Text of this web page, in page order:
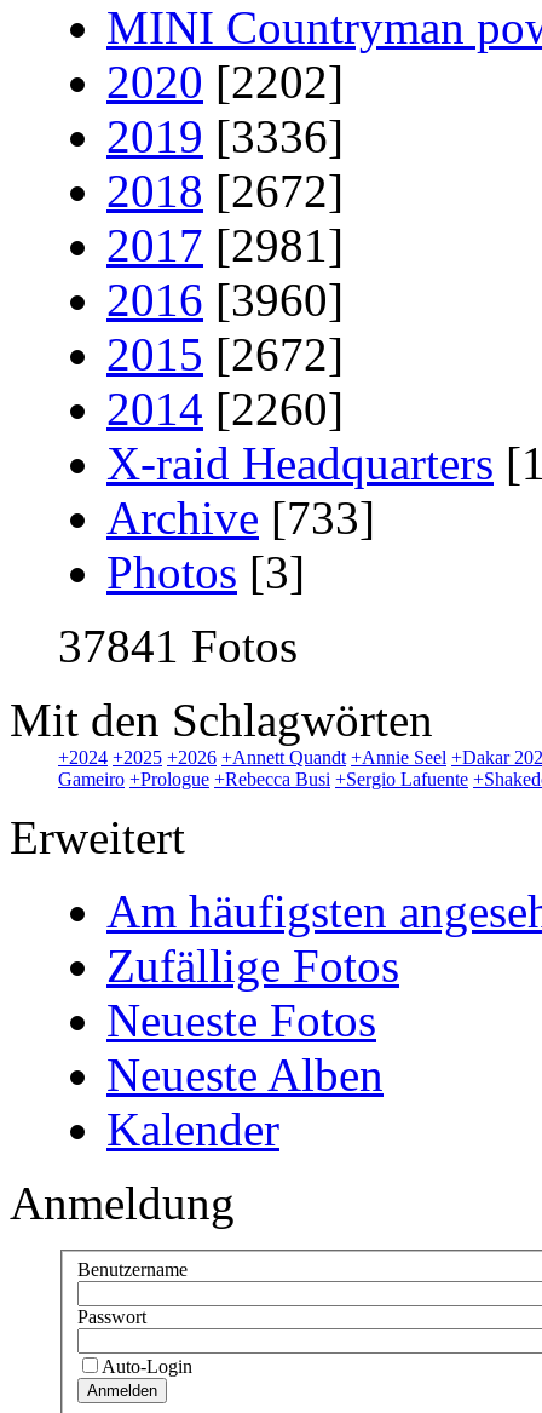
MINI Countryman
2020 [2202]
2019 [3336]
2018 [2672]
2017 [2981]
2016 [3960]
2015 [2672]
2014 [2260]
X-raid Headquarters
Archive [733]
Photos [3]
37841 Fotos
Mit den Schlagwörten
+2024 +2025 +2026 +Annett Quandt +Annie Seel +Dakar
Gameiro +Prologue +Rebecca Busi +Sergio Lafuente
Erweitert
Am häufigsten
Zufällige Fotos
Neueste Fotos
Neueste Alben
Kalender
Anmeldung
Benutzername
Passwort
Auto-Login